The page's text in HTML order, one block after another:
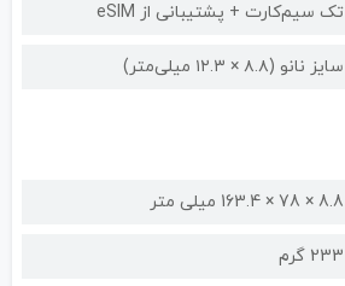
تک سیم‌کارت + پشتیبانی از eSIM
سایز نانو (۸.۸ × ۱۲.۳ میلی‌متر)
8.8 × 78 × 163.4 میلی متر
233 گرم